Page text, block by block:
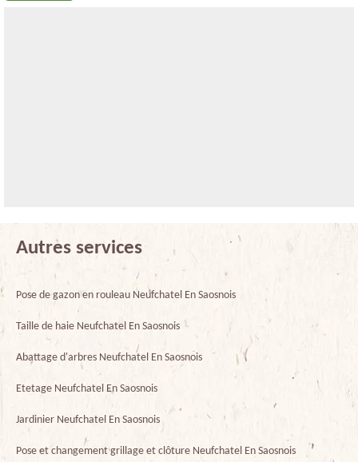
Autres services
Pose de gazon en rouleau Neufchatel En Saosnois
Taille de haie Neufchatel En Saosnois
Abattage d'arbres Neufchatel En Saosnois
Etetage Neufchatel En Saosnois
Jardinier Neufchatel En Saosnois
Pose et changement grillage et clôture Neufchatel En Saosnois